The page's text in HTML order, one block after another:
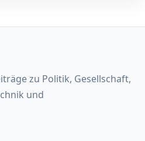
zu Politik, Gesellschaft,
und